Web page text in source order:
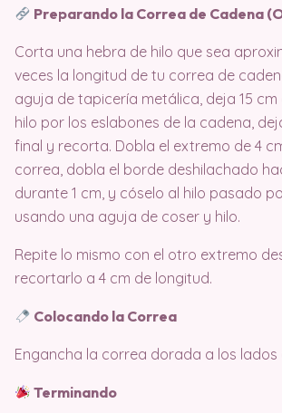
Preparando la Correa de Cadena
Corta una hebra de hilo que sea
veces la longitud de tu correa de
aguja de tapicería metálica, deja 15 cm
hilo por los eslabones de la cadena,
final y recorta. Dobla el extremo de 4
correa, dobla el borde deshilachado
durante 1 cm, y cóselo al hilo pasado
usando una aguja de coser y hilo.
Repite lo mismo con el otro extremo
recortarlo a 4 cm de longitud.
Colocando la Correa
Engancha la correa dorada a los lados
Terminando